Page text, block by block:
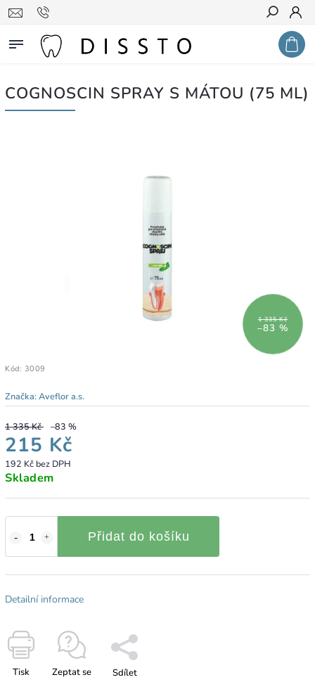
Hledat
COGNOSCIN SPRAY S MÁTOU (75 ML)
1 335 Kč
–83 %
Kód: 3009
Značka:Aveflor a.s.
1 335 Kč –83 %
215 Kč
192 Kč bez DPH
Skladem
Přidat do košíku
Detailní informace
Tisk Zeptat se Sdílet